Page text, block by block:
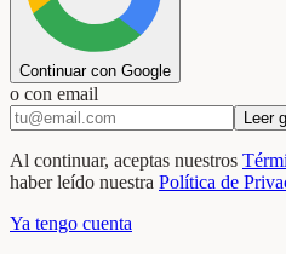
Continuar con Google
o con email
Leer
Al continuar, aceptas nuestros
haber leído nuestra Política de
Ya tengo cuenta